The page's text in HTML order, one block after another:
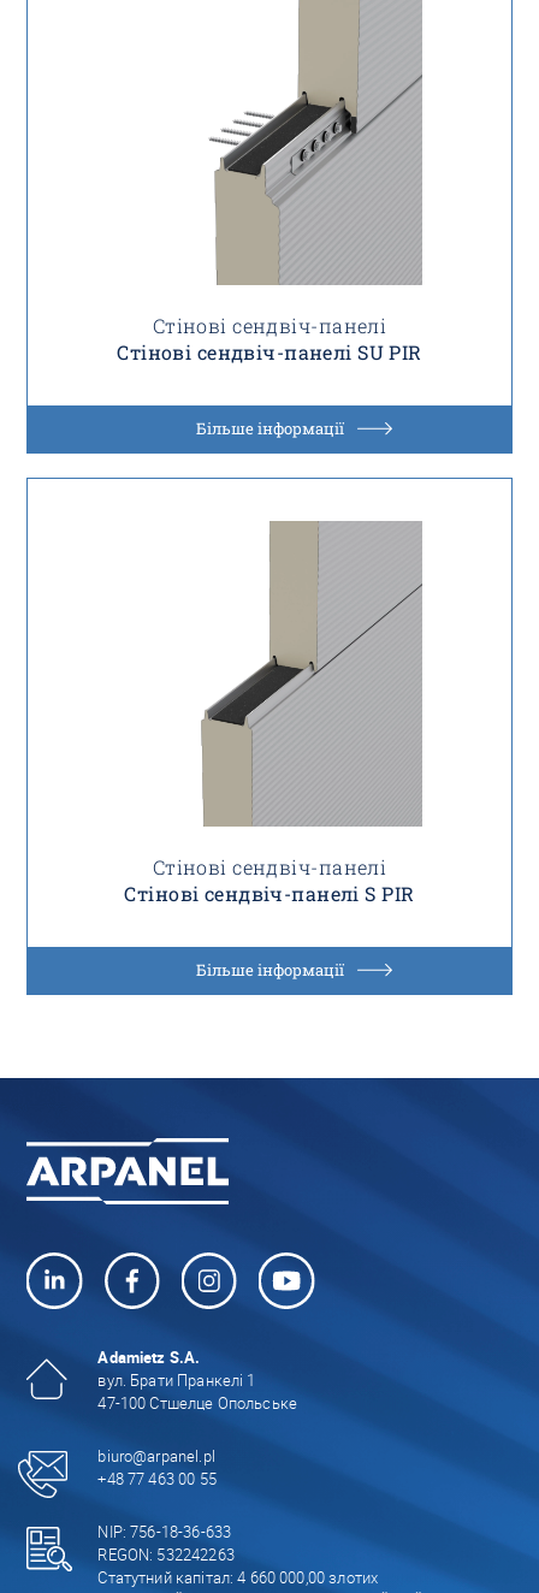
Стінові сендвіч-панелі
Стінові сендвіч-панелі SU PIR
Більше інформації
Стінові сендвіч-панелі
Стінові сендвіч-панелі S PIR
Більше інформації
Adamietz S.A.
вул. Брати Пранкелі 1
47-100 Стшелце Опольське
biuro@arpanel.pl
+48 77 463 00 55
NIP: 756-18-36-633
REGON: 532242263
Статутний капітал: 4 660 000,00 злотих